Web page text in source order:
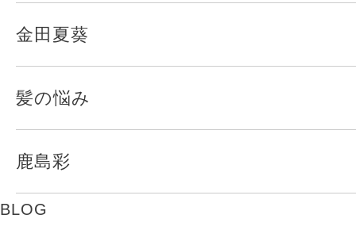
金田夏葵
髪の悩み
鹿島彩
BLOG